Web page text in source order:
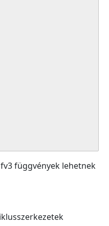
függvények lehetnek